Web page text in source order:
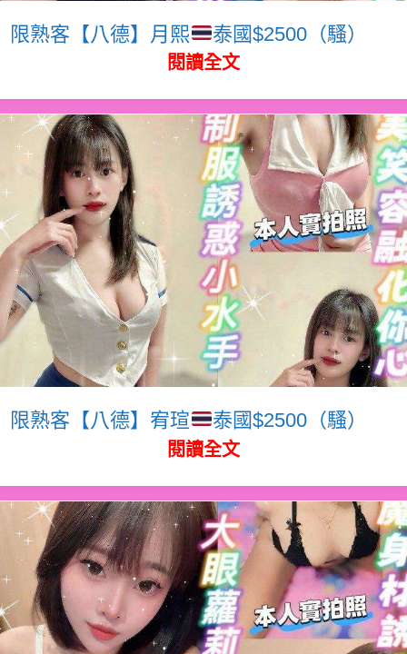
限熟客【八德】月熙 泰國$2500（騷）
閱讀全文
限熟客【八德】宥瑄 泰國$2500（騷）
閱讀全文